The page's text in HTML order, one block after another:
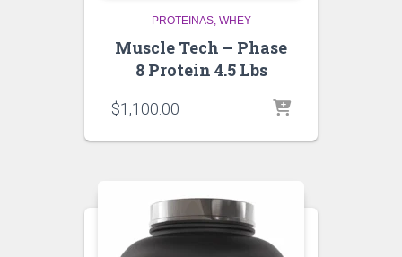
PROTEINAS WHEY
Muscle Tech – Phase
8 Protein 4.5 Lbs
$1,100.00